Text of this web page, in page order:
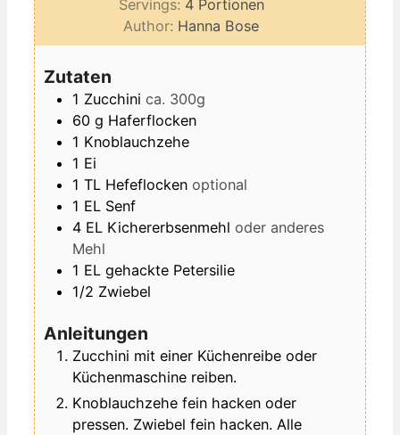
Servings: 4 Portionen
Author: Hanna Bose
Zutaten
1 Zucchini ca. 300g
60 g Haferflocken
1 Knoblauchzehe
1 Ei
1 TL Hefeflocken optional
1 EL Senf
4 EL Kichererbsenmehl oder anderes
Mehl
1 EL gehackte Petersilie
1/2 Zwiebel
Anleitungen
Zucchini mit einer Küchenreibe oder
Küchenmaschine reiben.
Knoblauchzehe fein hacken oder
pressen. Zwiebel fein hacken. Alle